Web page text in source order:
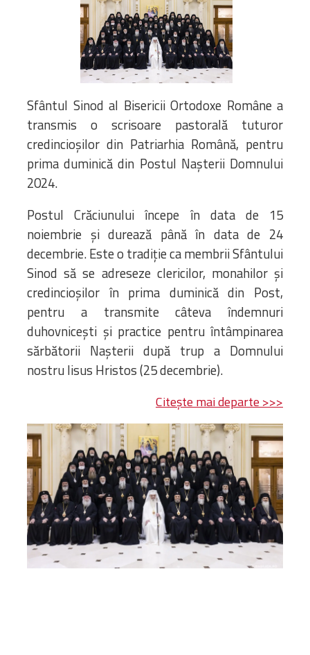
RISORSE
RISORSE
Apostolia Italia
Comunicati stampa
Gli Statuti e le leggi
Lettere pastorali
Biblioteca
Risorse multimediali
Opinioni Ortodosse
Dalla vita
della”famiglia” della
CSDE
La Parola del Vescovo
Lectura Lunii
Prezentarea
Parohiilor
CONTATTI
Sfântul Sinod al Bisericii Ortodoxe Române a
transmis o scrisoare pastorală tuturor
credincioșilor din Patriarhia Română, pentru
prima duminică din Postul Nașterii Domnului
2024.
Postul Crăciunului începe în data de 15
noiembrie și durează până în data de 24
decembrie. Este o tradiție ca membrii Sfântului
Sinod să se adreseze clericilor, monahilor și
credincioșilor în prima duminică din Post,
pentru a transmite câteva îndemnuri
duhovnicești și practice pentru întâmpinarea
sărbătorii Nașterii după trup a Domnului
nostru Iisus Hristos (25 decembrie).
Citește mai departe >>>